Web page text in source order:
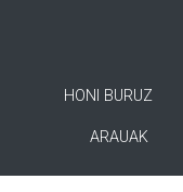
HONI BURUZ
ARAUAK